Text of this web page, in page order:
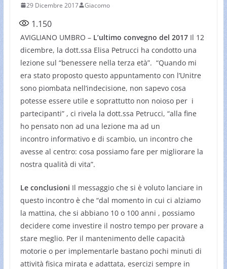
29 Dicembre 2017 Giacomo
1.150
AVIGLIANO UMBRO – L’ultimo convegno del 2017Il 12
dicembre, la dott.ssa Elisa Petrucci ha condotto una
lezione sul “benessere nella terza età”. “Quando mi
era stato proposto questo appuntamento con l’Unitre
sono piombata nell’indecisione, non sapevo cosa
potesse essere utile e soprattutto non noioso per i
partecipanti” , ci rivela la dott.ssa Petrucci, “alla fine
ho pensato non ad una lezione ma ad un
incontro informativo e di scambio, un incontro che
avesse al centro: cosa possiamo fare per migliorare la
nostra qualità di vita”.
Le conclusioni Il messaggio che si è voluto lanciare in
questo incontro è che “dal momento in cui ci alziamo
la mattina, che si abbiano 10 o 100 anni , possiamo
decidere come investire il nostro tempo per provare a
stare meglio. Per il mantenimento delle capacità
motorie o per implementarle bastano pochi minuti di
attività fisica mirata e adattata, esercizi sempre in